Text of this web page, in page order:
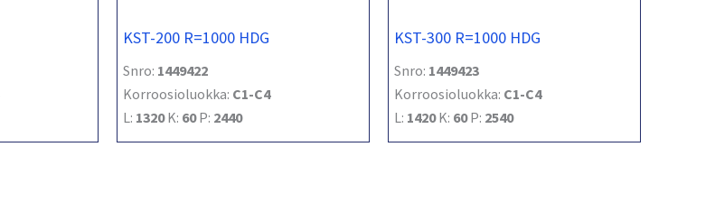
KST-200 R=1000 HDG
Snro: 1449422
Korroosioluokka: C1-C4
L: 1320K: 60P: 2440
KST-300 R=1000 HDG
Snro: 1449423
Korroosioluokka: C1-C4
L: 1420K: 60P: 2540